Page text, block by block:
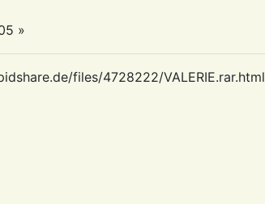
»
files/4728222/VALERIE.rar.html